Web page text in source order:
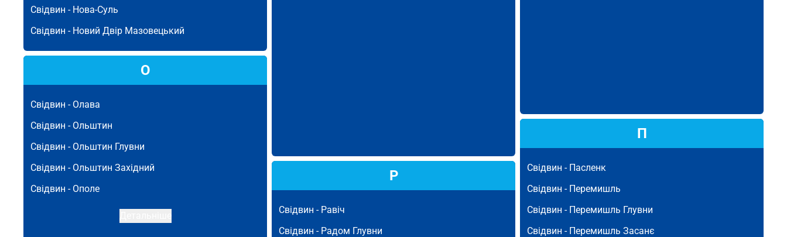
Свідвин - Нова-Суль
Свідвин - Новий Двір Мазовецький
О
Свідвин - Олава
Свідвин - Ольштин
Свідвин - Ольштин Глувни
Свідвин - Ольштин Західний
Свідвин - Ополе
П
Свідвин - Пасленк
Свідвин - Перемишль
Свідвин - Перемишль Глувни
Свідвин - Перемишль Засанє
Р
Свідвин - Равіч
Свідвин - Радом Глувни